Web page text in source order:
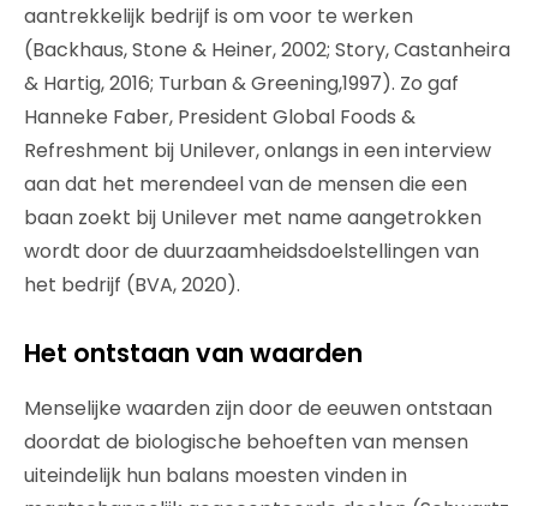
aantrekkelijk bedrijf is om voor te werken
(Backhaus, Stone & Heiner, 2002; Story, Castanheira
& Hartig, 2016; Turban & Greening,1997). Zo gaf
Hanneke Faber, President Global Foods &
Refreshment bij Unilever, onlangs in een interview
aan dat het merendeel van de mensen die een
baan zoekt bij Unilever met name aangetrokken
wordt door de duurzaamheidsdoelstellingen van
het bedrijf (BVA, 2020).
Het ontstaan van waarden
Menselijke waarden zijn door de eeuwen ontstaan
doordat de biologische behoeften van mensen
uiteindelijk hun balans moesten vinden in